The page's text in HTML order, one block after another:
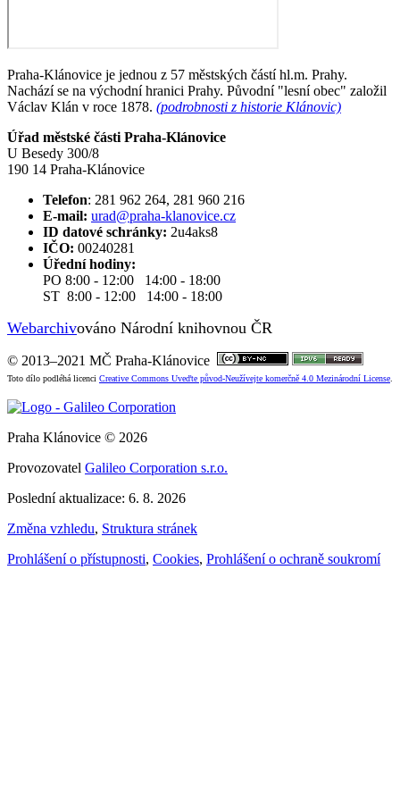
Praha-Klánovice je jednou z 57 městských částí hl.m. Prahy.
Nachází se na východní hranici Prahy. Původní "lesní obec" založil
Václav Klán v roce 1878. (podrobnosti z historie Klánovic)
Úřad městské části Praha-Klánovice
U Besedy 300/8
190 14 Praha-Klánovice
Telefon: 281 962 264, 281 960 216
E-mail: urad@praha-klanovice.cz
ID datové schránky: 2u4aks8
IČO: 00240281
Úřední hodiny:
PO 8:00 - 12:00 14:00 - 18:00
ST 8:00 - 12:00 14:00 - 18:00
Webarchivováno Národní knihovnou ČR
© 2013–2021 MČ Praha-Klánovice
Toto dílo podléhá licenci Creative Commons Uveďte původ-Neužívejte komerčně 4.0 Mezinárodní License
Praha Klánovice © 2026
Provozovatel Galileo Corporation s.r.o.
Poslední aktualizace: 6. 8. 2026
Změna vzhledu, Struktura stránek
Prohlášení o přístupnosti, Cookies, Prohlášení o ochraně soukromí